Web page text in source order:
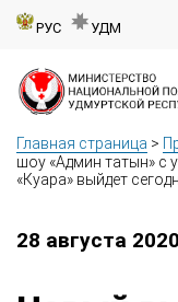
РУС УДМ
Главная страница >
шоу «Админ татын» с
«Куара» выйдет
28 августа 2020